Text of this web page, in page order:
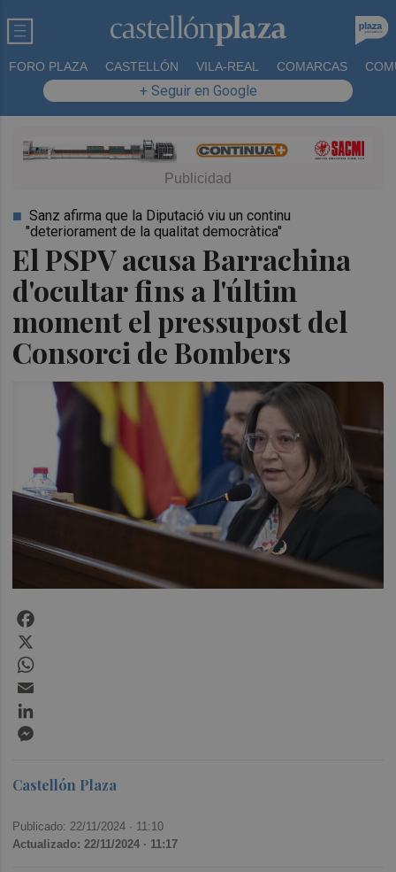
FORO PLAZA CASTELLÓN VILA-REAL COMARCAS
+ Seguir en Google
El PSPV acusa Barrachina
d'ocultar fins a l'últim
moment el pressupost del
Consorci de Bombers
Sanz afirma que la Diputació viu un continu
"deteriorament de la qualitat democràtica"
Castellón Plaza
Publicado: 22/11/2024 · 11:10
Actualizado: 22/11/2024 · 11:17